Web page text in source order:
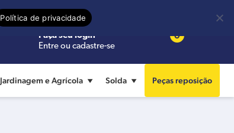
Precisa de ajuda?
Faça seu login
Entre ou cadastre-se
0
Jardinagem e Agrícola Solda Peças reposição
Política de privacidade